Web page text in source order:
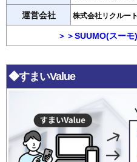
運営会社 株式会社リクルー
＞＞SUUMO(スー
◆すまいValue